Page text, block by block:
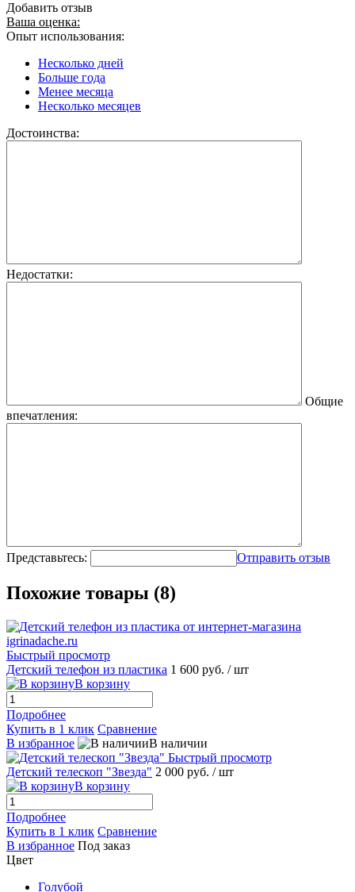
Добавить отзыв
Ваша оценка:
Опыт использования:
Несколько дней
Больше года
Менее месяца
Несколько месяцев
Достоинства:
Недостатки:
Общие
впечатления:
Представьтесь: Отправить отзыв
Похожие товары (8)
Быстрый просмотр
Детский телефон из пластика 1 600 руб. / шт
В корзину
Подробнее
Купить в 1 клик Сравнение
В избранное
В наличии
Быстрый просмотр
Детский телескоп "Звезда" 2 000 руб. / шт
В корзину
Подробнее
Купить в 1 клик Сравнение
В избранное Под заказ
Цвет
Голубой